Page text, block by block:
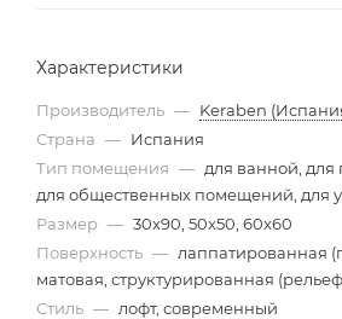
Характеристики
Производитель — Keraben
Страна — Испания
Тип помещения — для ванной, для
для общественных помещений, для
Размер — 30x90, 50x50, 60x60
Поверхность — лаппатированная
матовая, структурированная
Стиль — лофт, современный